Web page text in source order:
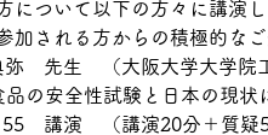
について以下の方々に講演
加される方からの積極的なご
　先生　（大阪大学大学院
の安全性試験と日本の現
　講演　（講演20分＋質